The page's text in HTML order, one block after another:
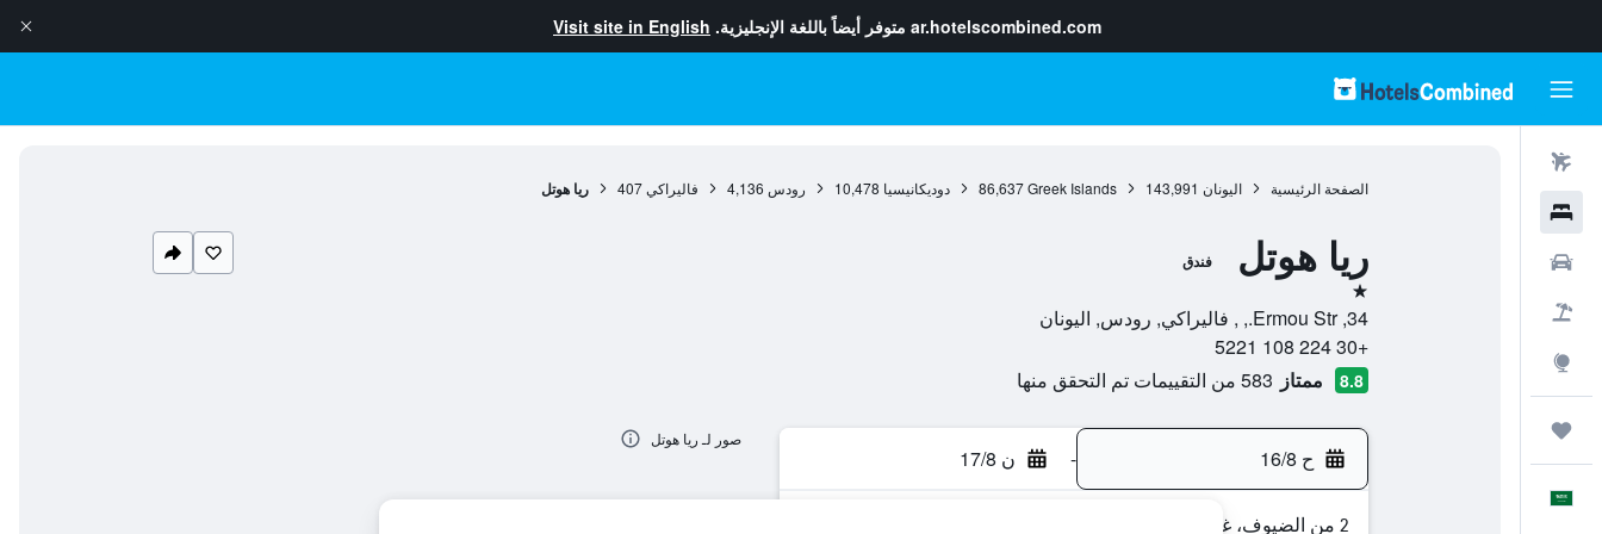
ar.hotelscombined.com متوفر أيضاً باللغة الإنجليزية. Visit site in English
الصفحة الرئيسية اليونان 143,991
Greek Islands
86,637 دوديكانيسيا 10,478 رودس 4,136 فاليراكي 407 ريا هوتل
ريا هوتل فندق
نجمة واحدة
34, Ermou Str., , فاليراكي, رودس, اليونان
+30 224 108 5221
8.8 ممتاز 583 من التقييمات تم التحقق منها
ح 16/8 - ن 17/8
2 من الضيوف، غرفة واحدة
صور لـ ريا هوتل